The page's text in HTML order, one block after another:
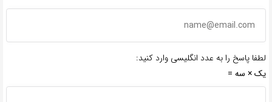
لطفا پاسخ را به عدد انگلیسی وارد کنید:
یک × سه =